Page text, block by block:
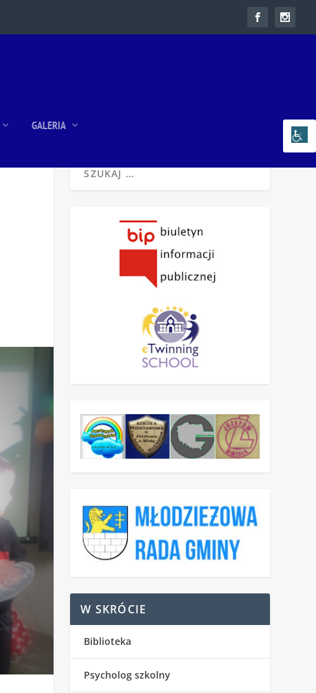
GALERIA
W SKRÓCIE
Biblioteka
Psycholog szkolny